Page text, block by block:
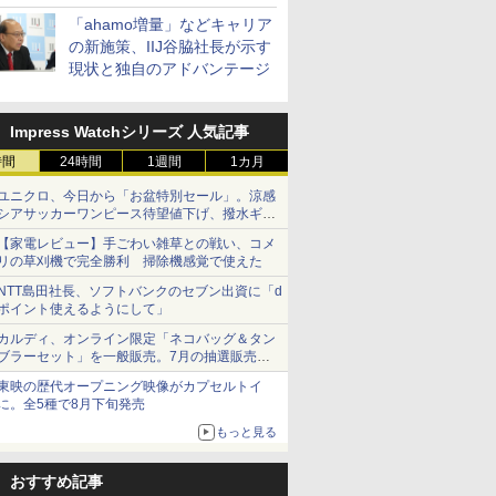
「ahamo増量」などキャリア
の新施策、IIJ谷脇社長が示す
現状と独自のアドバンテージ
Impress Watchシリーズ 人気記事
24時間 1週間 1カ月
ニクロ、今日から「お盆特別セール」。涼感
アサッカーワンピース待望値下げ、撥水ギア
ョーツは1990円に
家電レビュー】手ごわい雑草との戦い、コメ
の草刈機で完全勝利 掃除機感覚で使えた
島田社長、ソフトバンクのセブン出資に「d
イント使えるようにして」
ルディ、オンライン限定「ネコバッグ＆タン
ラーセット」を一般販売。7月の抽選販売の
選無効分
映の歴代オープニング映像がカプセルトイ
。全5種で8月下旬発売
もっと見る
おすすめ記事